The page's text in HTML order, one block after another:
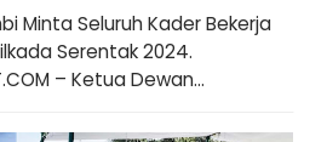
Minta Seluruh Kader Bekerja
Serentak 2024.
– Ketua Dewan...